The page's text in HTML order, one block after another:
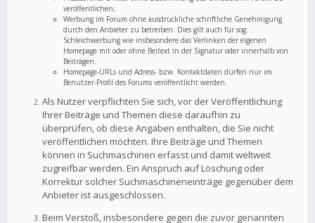
veröffentlichen;
Werbung im Forum ohne ausdrückliche schriftliche Genehmigung
durch den Anbieter zu betreiben. Dies gilt auch für sog.
Schleichwerbung wie insbesondere das Verlinken der eigenen
Homepage mit oder ohne Beitext in der Signatur oder innerhalb von
Beiträgen.
Homepage-URLs und Adress- bzw. Kontaktdaten dürfen nur im
Benutzer-Profil des Forums veröffentlicht werden.
Als Nutzer verpflichten Sie sich, vor der Veröffentlichung
Ihrer Beiträge und Themen diese daraufhin zu
überprüfen, ob diese Angaben enthalten, die Sie nicht
veröffentlichen möchten. Ihre Beiträge und Themen
können in Suchmaschinen erfasst und damit weltweit
zugreifbar werden. Ein Anspruch auf Löschung oder
Korrektur solcher Suchmaschineneinträge gegenüber dem
Anbieter ist ausgeschlossen.
Beim Verstoß, insbesondere gegen die zuvor genannten